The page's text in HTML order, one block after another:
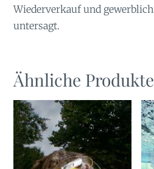
Wiederverkauf und
untersagt.
Ähnliche Produkte